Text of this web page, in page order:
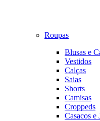
Roupas
Blusas e
Vestidos
Calças
Saias
Shorts
Camisas
Croppeds
Casacos e